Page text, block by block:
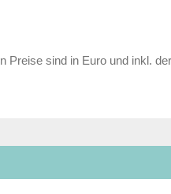
Preise sind in Euro und inkl.